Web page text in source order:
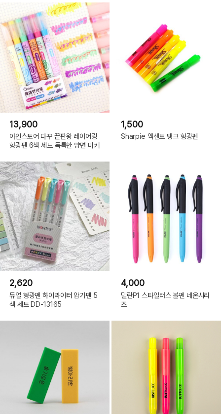
13,900
아인스토어 다꾸 끝판왕 레이어링
형광펜 6색 세트 독특한 양면 마커
1,500
Sharpie 엑센트 탱크 형광펜
2,620
듀얼 형광펜 하이라이터 암기펜 5
색 세트 DD-13165
4,000
밀란P1 스타일러스 볼펜 네온시리
즈